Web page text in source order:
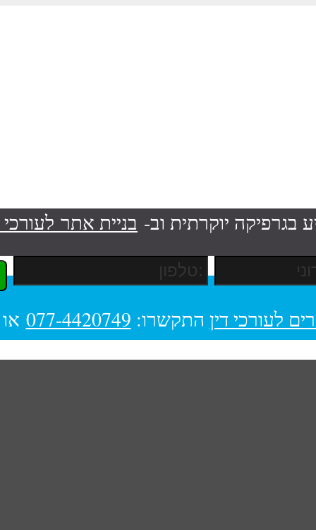
בגרפיקה יוקרתית וב- בניית אתר לעורכי
לעורכי דין התקשרו: 077-4420749